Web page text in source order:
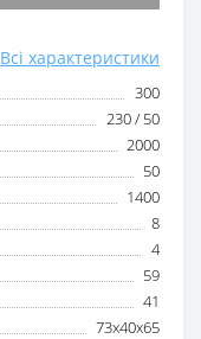
Всі характеристики
300
230 / 50
2000
50
1400
8
4
59
41
73х40х65